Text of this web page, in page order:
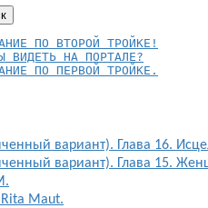
ВИДЕТЬ НА ПОРТАЛЕ?
ПО ПЕРВОЙ ТРОЙКЕ.
вариант). Глава 16.
вариант). Глава 15.
Maut.